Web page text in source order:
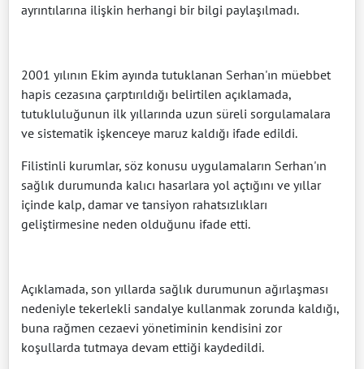
ayrıntılarına ilişkin herhangi bir bilgi paylaşılmadı.
2001 yılının Ekim ayında tutuklanan Serhan'ın müebbet
hapis cezasına çarptırıldığı belirtilen açıklamada,
tutukluluğunun ilk yıllarında uzun süreli sorgulamalara
ve sistematik işkenceye maruz kaldığı ifade edildi.
Filistinli kurumlar, söz konusu uygulamaların Serhan'ın
sağlık durumunda kalıcı hasarlara yol açtığını ve yıllar
içinde kalp, damar ve tansiyon rahatsızlıkları
geliştirmesine neden olduğunu ifade etti.
Açıklamada, son yıllarda sağlık durumunun ağırlaşması
nedeniyle tekerlekli sandalye kullanmak zorunda kaldığı,
buna rağmen cezaevi yönetiminin kendisini zor
koşullarda tutmaya devam ettiği kaydedildi.